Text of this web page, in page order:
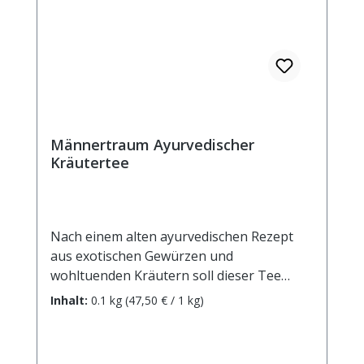
Männertraum Ayurvedischer
Kräutertee
Nach einem alten ayurvedischen Rezept
aus exotischen Gewürzen und
wohltuenden Kräutern soll dieser Tee
gerade bei Männern das indiviuelle
Inhalt: 0.1 kg (47,50 € / 1 kg)